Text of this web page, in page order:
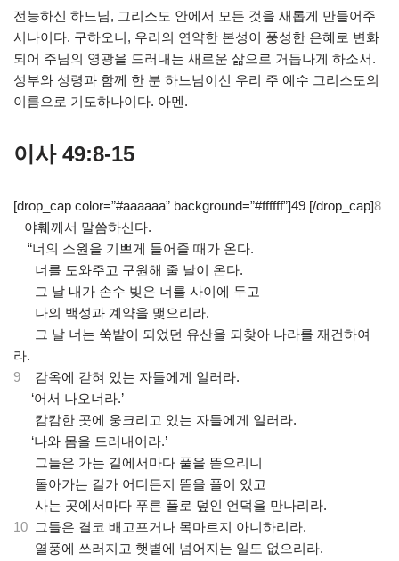
전능하신 하느님, 그리스도 안에서 모든 것을 새롭게 만들어주
시나이다. 구하오니, 우리의 연약한 본성이 풍성한 은혜로 변화
되어 주님의 영광을 드러내는 새로운 삶으로 거듭나게 하소서.
성부와 성령과 함께 한 분 하느님이신 우리 주 예수 그리스도의
이름으로 기도하나이다. 아멘.
이사 49:8-15
[drop_cap color=”#aaaaaa” background=”#ffffff”]49 [/drop_cap]8
야훼께서 말씀하신다.
“너의 소원을 기쁘게 들어줄 때가 온다.
너를 도와주고 구원해 줄 날이 온다.
그 날 내가 손수 빚은 너를 사이에 두고
나의 백성과 계약을 맺으리라.
그 날 너는 쑥밭이 되었던 유산을 되찾아 나라를 재건하여
라.
9 감옥에 갇혀 있는 자들에게 일러라.
‘어서 나오너라.’
캄캄한 곳에 웅크리고 있는 자들에게 일러라.
‘나와 몸을 드러내어라.’
그들은 가는 길에서마다 풀을 뜯으리니
돌아가는 길가 어디든지 뜯을 풀이 있고
사는 곳에서마다 푸른 풀로 덮인 언덕을 만나리라.
10 그들은 결코 배고프거나 목마르지 아니하리라.
열풍에 쓰러지고 햇볕에 넘어지는 일도 없으리라.